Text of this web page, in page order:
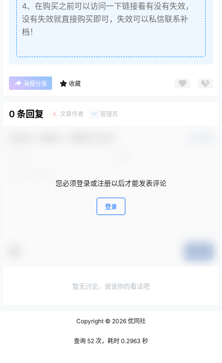
4、在购买之前可以访问一下链接看有没有失效，
没有失效就直接购买即可，失效可以私信联系补
档！
海报分享 收藏
0 条回复 A 文章作者 M 管理员
您必须登录或注册以后才能发表评论
登录
暂无讨论，说说你的看法吧
Copyright © 2026 优同社
查询 52 次，耗时 0.2963 秒